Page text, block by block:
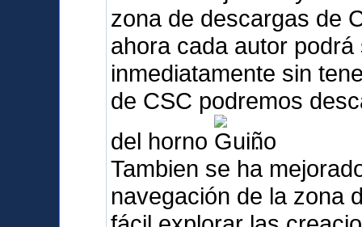
zona de descargas de
ahora cada autor
inmediatamente sin
de CSC podremos
del horno
.
Tambien se ha
navegación de la zona